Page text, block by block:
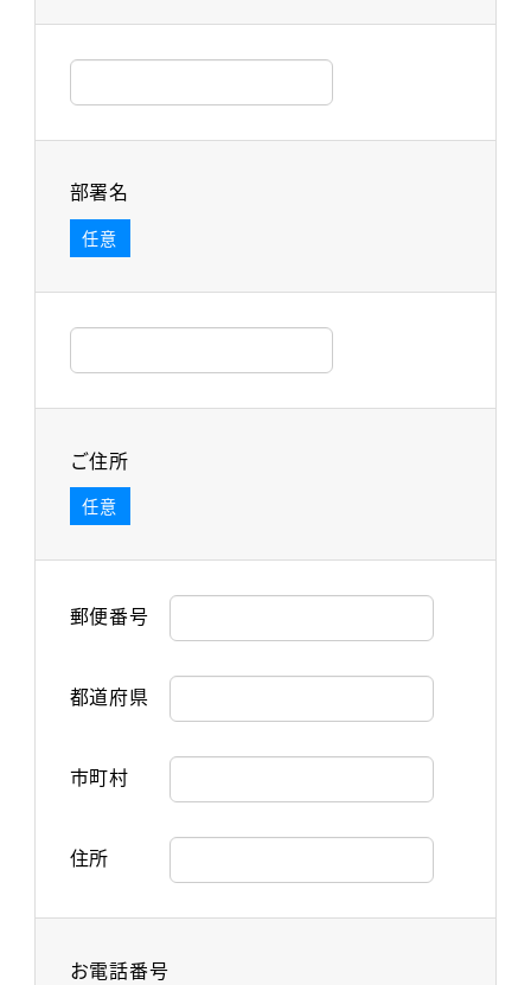
部署名
任意
ご住所
任意
郵便番号
都道府県
市町村
住所
お電話番号